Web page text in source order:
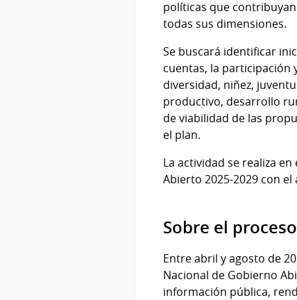
políticas que
todas sus dimensiones.
Se buscará identificar
cuentas, la participación
diversidad, niñez,
productivo, desarrollo
de viabilidad de las
el plan.
La actividad se realiza
Abierto 2025-2029 con
Sobre el proceso
Entre abril y agosto de
Nacional de Gobierno
información pública,